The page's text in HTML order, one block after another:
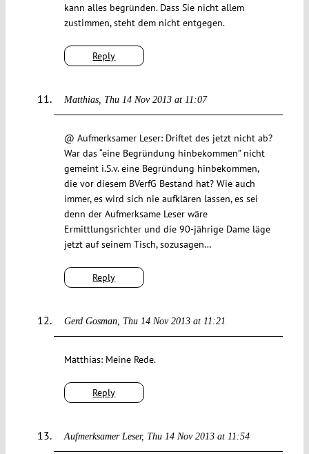
Reply
kann alles begründen. Dass Sie nicht allem
zustimmen, steht dem nicht entgegen.
Matthias Thu 14 Nov 2013 at 11:07
Reply
@ Aufmerksamer Leser: Driftet des jetzt nicht ab?
War das “eine Begründung hinbekommen” nicht
gemeint i.S.v. eine Begründung hinbekommen,
die vor diesem BVerfG Bestand hat? Wie auch
immer, es wird sich nie aufklären lassen, es sei
denn der Aufmerksame Leser wäre
Ermittlungsrichter und die 90-jährige Dame läge
jetzt auf seinem Tisch, sozusagen…
Gerd Gosman Thu 14 Nov 2013 at 11:21
Reply
Matthias: Meine Rede.
Aufmerksamer Leser Thu 14 Nov 2013 at 11:54